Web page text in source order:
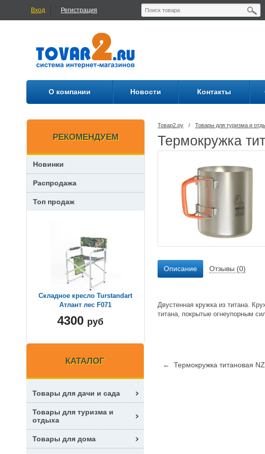
Вход Регистрация
О компании Новости Контакты
Товар2.ру / Товары для туризма и
Термокружка
Описание Отзывы (0)
Двустенная кружка из титана.
титана, покрытые огнеупорным
← Термокружка титановая
РЕКОМЕНДУЕМ
Новинки
Распродажа
Топ продаж
Складное кресло Turstandart
Атлант лес F071
4300 руб
КАТАЛОГ
Товары для дачи и сада
Товары для туризма и
отдыха
Товары для дома